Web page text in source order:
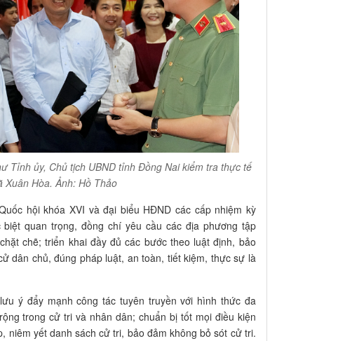
Tỉnh ủy, Chủ tịch UBND tỉnh Đồng Nai kiểm tra thực tế
Xuân Hòa. Ảnh: Hồ Thảo
hội khóa XVI và đại biểu HĐND các cấp nhiệm kỳ
quan trọng, đồng chí yêu cầu các địa phương tập
chẽ; triển khai đầy đủ các bước theo luật định, bảo
dân chủ, đúng pháp luật, an toàn, tiết kiệm, thực sự là
ý đẩy mạnh công tác tuyên truyền với hình thức đa
trong cử tri và nhân dân; chuẩn bị tốt mọi điều kiện
niêm yết danh sách cử tri, bảo đảm không bỏ sót cử tri.